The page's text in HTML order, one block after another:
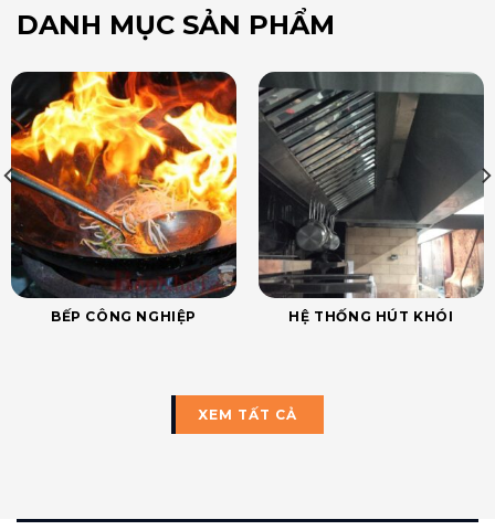
DANH MỤC SẢN PHẨM
BẾP CÔNG NGHIỆP HỆ THỐNG HÚT KHÓI
XEM TẤT CẢ